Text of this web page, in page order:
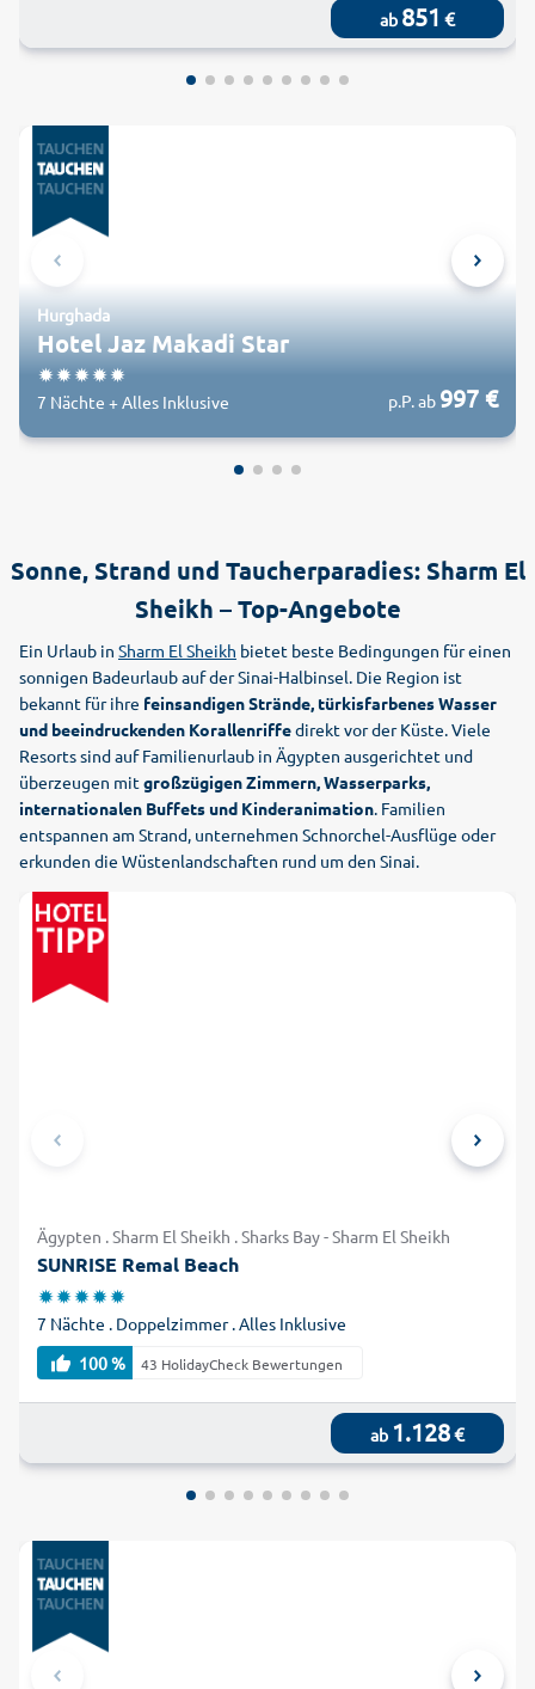
ab 851 €
Hurghada
Hotel Jaz Makadi Star
7 Nächte + Alles Inklusive p.P. ab 997 €
Sonne, Strand und Taucherparadies: Sharm El
Sheikh – Top-Angebote
Ein Urlaub in Sharm El Sheikh bietet beste Bedingungen für einen
sonnigen Badeurlaub auf der Sinai-Halbinsel. Die Region ist
bekannt für ihre feinsandigen Strände, türkisfarbenes Wasser
und beeindruckenden Korallenriffedirekt vor der Küste. Viele
Resorts sind auf Familienurlaub in Ägypten ausgerichtet und
überzeugen mitgroßzügigen Zimmern, Wasserparks,
internationalen Buffets und Kinderanimation. Familien
entspannen am Strand, unternehmen Schnorchel-Ausflüge oder
erkunden die Wüstenlandschaften rund um den Sinai.
Ägypten . Sharm El Sheikh . Sharks Bay - Sharm El Sheikh
SUNRISE Remal Beach
7 Nächte . Doppelzimmer . Alles Inklusive
100 %
43 HolidayCheck Bewertungen
ab 1.128€